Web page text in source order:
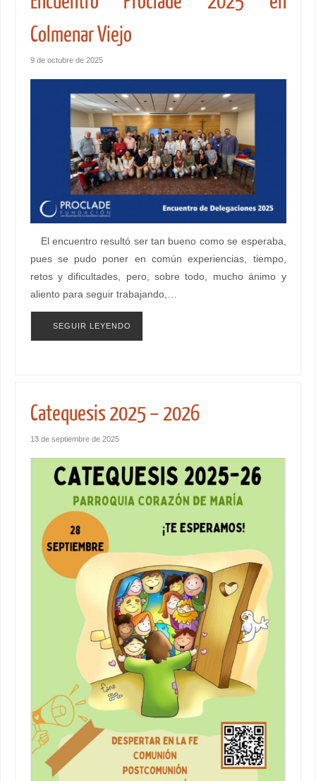
Colmenar Viejo
9 de octubre de 2025
El encuentro resultó ser tan bueno como se esperaba,
pues se pudo poner en común experiencias, tiempo,
retos y dificultades, pero, sobre todo, mucho ánimo y
aliento para seguir trabajando,…
SEGUIR LEYENDO
Catequesis 2025 – 2026
13 de septiembre de 2025